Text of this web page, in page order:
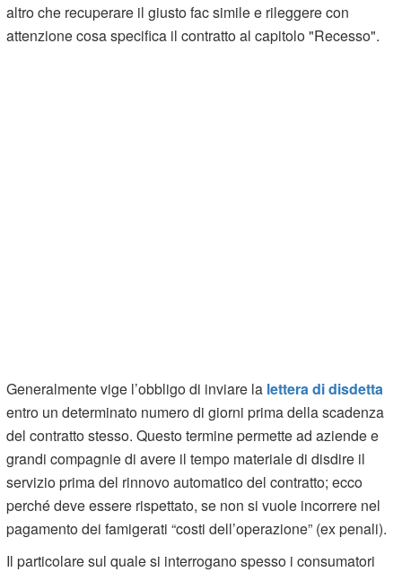
altro che recuperare il giusto fac simile e rileggere con
attenzione cosa specifica il contratto al capitolo "Recesso".
Generalmente vige l’obbligo di inviare la lettera di disdetta
entro un determinato numero di giorni prima della scadenza
del contratto stesso. Questo termine permette ad aziende e
grandi compagnie di avere il tempo materiale di disdire il
servizio prima del rinnovo automatico del contratto; ecco
perché deve essere rispettato, se non si vuole incorrere nel
pagamento dei famigerati “costi dell’operazione” (ex penali).
Il particolare sul quale si interrogano spesso i consumatori